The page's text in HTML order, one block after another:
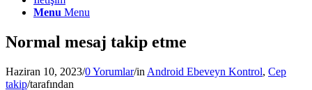
Menu Menu
Normal mesaj takip etme
Haziran 10, 2023/0 Yorumlar/in Android Ebeveyn Kontrol, Cep
takip/tarafından